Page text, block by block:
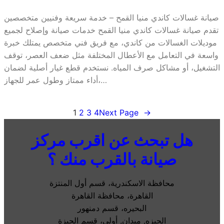
صيانة غسالات كاندي منيا القمح – خدمة سريعة وفنيين متخصصين
تقدم صيانة غسالات كاندي منيا القمح خدمات صيانة وإصلاح لجميع
موديلات الغسالات من كاندي، مع فريق فني متخصص يمتلك خبرة
واسعة في التعامل مع الأعطال المختلفة مثل ضعف العصر، توقف
التشغيل، أو مشاكل صرف المياه. نستخدم قطع غيار أصلية لضمان
أداء ممتاز وطول عمر للجهاز،…
1 2 3 4Next Page →
هل تبحث عن اقرب مركز
صيانة بالقرب منك ؟
محافظة الاسكندرية، قسم أول المنتزة
القاهرة، محافظة القاهرة
البحيره، قسم دمنهور
الجيزه, ميدان, أولى، قسم الجيزة